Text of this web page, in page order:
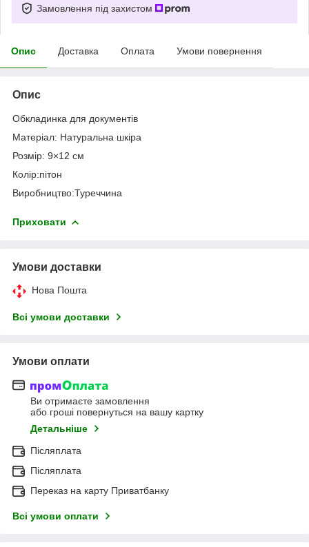
Замовлення під захистом
Опис Доставка Оплата Умови повернення
Опис
Обкладинка для документів
Матеріал: Натуральна шкіра
Розмір: 9×12 см
Колір:пітон
Виробництво:Туреччина
Приховати
Умови доставки
Нова Пошта
Всі умови доставки
Умови оплати
Ви отримаєте замовлення
або гроші повернуться на вашу картку
Детальніше
Післяплата
Післяплата
Переказ на карту Приватбанку
Всі умови оплати